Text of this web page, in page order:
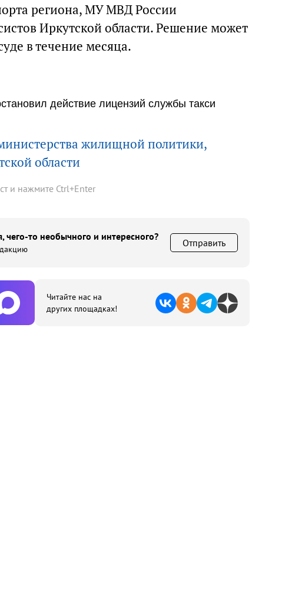
региона, МУ МВД России
Иркутской области. Решение может
в течение месяца.
действие лицензий службы такси
жилищной политики,
области
и нажмите Ctrl+Enter
чего-то необычного и интересного?
Отправить
Читайте нас на
других площадках!